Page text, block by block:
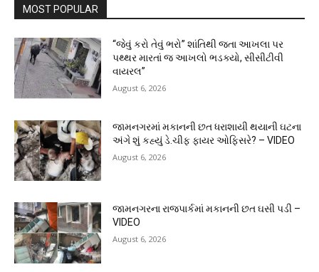
MOST POPULAR
“જેવું કરો તેવું ભરો” શાંતિથી જતા આખલા પર
પથ્થર મારતાં જ આખલો ભડક્યો, સીસીટીવી
વાયરલ”
August 6, 2026
જામનગરમાં મકાનની છત ધરાશાયી થયાની ઘટના
અંગે શું કહ્યું ડે.ચીફ ફાયર ઓફિસરે? – VIDEO
August 6, 2026
જામનગરના રાજપાર્કમાં મકાનની છત ઘસી પડી –
VIDEO
August 6, 2026